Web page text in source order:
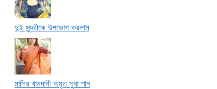
দুই সুন্দরীকে উপভোগ করলাম
মাসির খানদানী অমৃত সুধা পান